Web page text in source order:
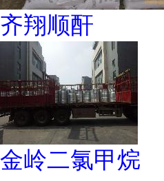
齐翔顺酐
金岭二氯甲烷